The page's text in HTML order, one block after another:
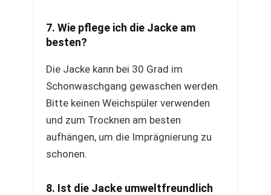
7. Wie pflege ich die Jacke am
besten?
Die Jacke kann bei 30 Grad im
Schonwaschgang gewaschen werden.
Bitte keinen Weichspüler verwenden
und zum Trocknen am besten
aufhängen, um die Imprägnierung zu
schonen.
8. Ist die Jacke umweltfreundlich